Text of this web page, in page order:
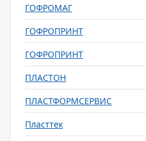
ГОФРОМАГ
ГОФРОПРИНТ
ГОФРОПРИНТ
ПЛАСТОН
ПЛАСТФОРМСЕРВИС
Пласттек